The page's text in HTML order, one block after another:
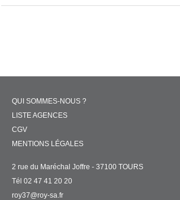
QUI SOMMES-NOUS ?
LISTE AGENCES
CGV
MENTIONS LÉGALES
2 rue du Maréchal Joffre - 37100 TOURS
Tél 02 47 41 20 20
roy37@roy-sa.fr